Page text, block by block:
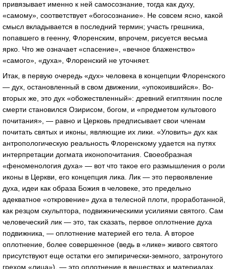
привязывает именно к ней самосознание, тогда как духу,
«самому», соответствует «богосознание». Не совсем ясно, какой
смысл вкладывается в последний термин; участь грешника,
попавшего в геенну, Флоренским, впрочем, рисуется весьма
ярко. Что же означает «спасение», «вечное блаженство»
«самого», «духа», Флоренский не уточняет.
Итак, в первую очередь «дух» человека в концепции Флоренского
— дух, остановленный в свом движении, «упокоившийся». Во-
вторых же, это дух «обожествленный»: древний египтянин после
смерти становился Озирисом, богом, и «предметом культового
почитания», — равно и Церковь предписывает свои членам
почитать святых и иконы, являющие их лики. «Уловить» дух как
антропологическую реальность Флоренскому удается на путях
интерпретации догмата иконопочитания. Своеобразная
«феноменология духа» — вот что такое его размышления о роли
иконы в Церкви, его концепция лика. Лик — это первоявление
духа, идеи как образа Божия в человеке, это предельно
адекватное «откровение» духа в телесной плоти, проработанной,
как резцом скульптора, подвижническими усилиями святого. Сам
человеческий лик — это, так сказать, первое оплотнение духа
подвижника, — оплотнение материей его тела. А второе
оплотнение, более совершенное (ведь в «лике» живого святого
присутствуют еще остатки его эмпирически-земного, затронутого
грехом «лица»), — это оплотнение в веществах и материалах,